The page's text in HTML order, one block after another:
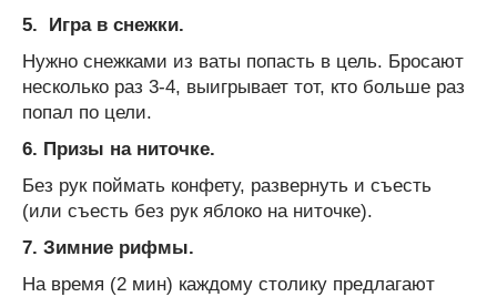
5. Игра в снежки.
Нужно снежками из ваты попасть в цель. Бросают
несколько раз 3-4, выигрывает тот, кто больше раз
попал по цели.
6. Призы на ниточке.
Без рук поймать конфету, развернуть и съесть
(или съесть без рук яблоко на ниточке).
7. Зимние рифмы.
На время (2 мин) каждому столику предлагают